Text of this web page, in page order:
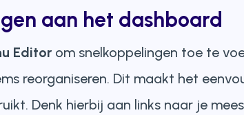
aan het dashboard
Editorom snelkoppelingen toe te
reorganiseren. Dit maakt het
Denk hierbij aan links naar je